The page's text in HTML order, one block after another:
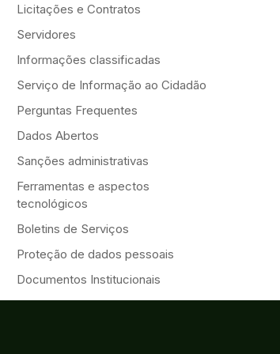
Licitações e Contratos
Servidores
Informações classificadas
Serviço de Informação ao Cidadão
Perguntas Frequentes
Dados Abertos
Sanções administrativas
Ferramentas e aspectos
tecnológicos
Boletins de Serviços
Proteção de dados pessoais
Documentos Institucionais
Transparência e Prestação de